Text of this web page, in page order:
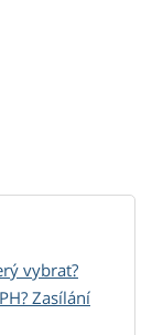
vybrat?
Zasílání